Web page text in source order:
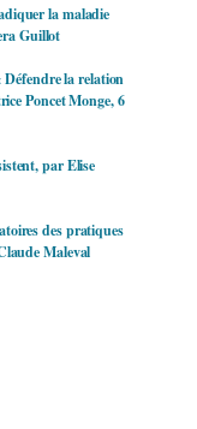
la maladie
Guillot
la relation
Poncet Monge, 6
par Elise
des pratiques
Maleval